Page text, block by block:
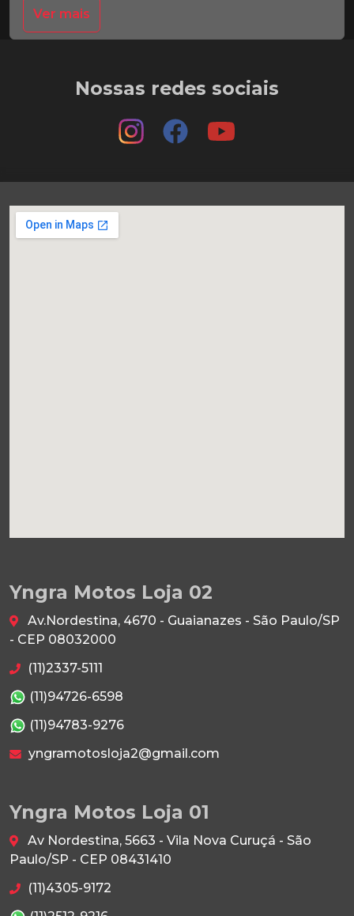
Ver mais
Nossas redes sociais
Yngra Motos Loja 02
Av.Nordestina, 4670 - Guaianazes - São Paulo/SP
- CEP 08032000
(11)2337-5111
(11)94726-6598
(11)94783-9276
yngramotosloja2@gmail.com
Yngra Motos Loja 01
Av Nordestina, 5663 - Vila Nova Curuçá - São
Paulo/SP - CEP 08431410
(11)4305-9172